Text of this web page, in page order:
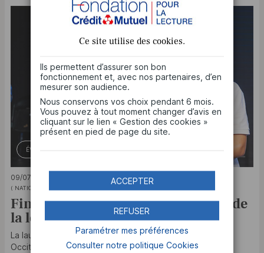
ÉVÉNEMENTS LITTÉRAIRES
09/07/2026
( NATIONAL )
Finale 2026 des Petits Champions de
la lecture
La lauréate de la 14e édition est Yaëlle de la région
Occitanie....
Ce site utilise des cookies.
Ils permettent d’assurer son bon
fonctionnement et, avec nos partenaires, d’en
mesurer son audience.
Nous conservons vos choix pendant 6 mois.
Vous pouvez à tout moment changer d’avis en
cliquant sur le lien « Gestion des cookies »
présent en pied de page du site.
ACCEPTER
REFUSER
Paramétrer mes préférences
Consulter notre politique Cookies